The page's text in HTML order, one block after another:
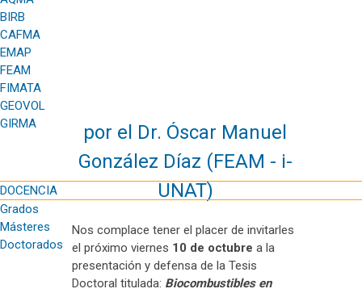
BIRB
CAFMA
EMAP
FEAM
FIMATA
GEOVOL
GIRMA
DOCENCIA
Grados
Másteres
Doctorados
por el Dr. Óscar Manuel
González Díaz (FEAM - i-
UNAT)
Nos complace tener el placer de invitarles
el próximo viernes 10 de octubre a la
presentación y defensa de la Tesis
Doctoral titulada: Biocombustibles en